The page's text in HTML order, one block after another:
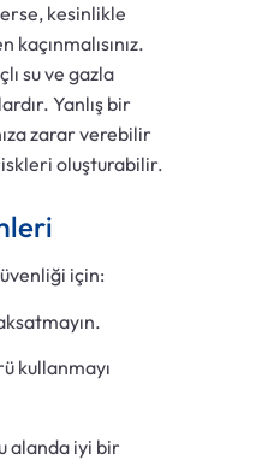
kesinlikle
su ve gazla
Yanlış bir
zarar verebilir
oluşturabilir.
için:
kullanmayı
alanda iyi bir